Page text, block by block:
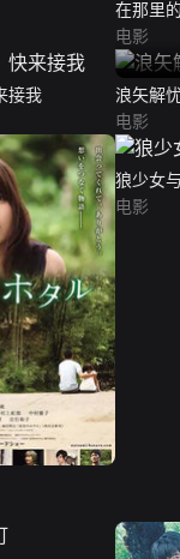
在那里
电影
接我
浪矢解
电影
狼少女
电影